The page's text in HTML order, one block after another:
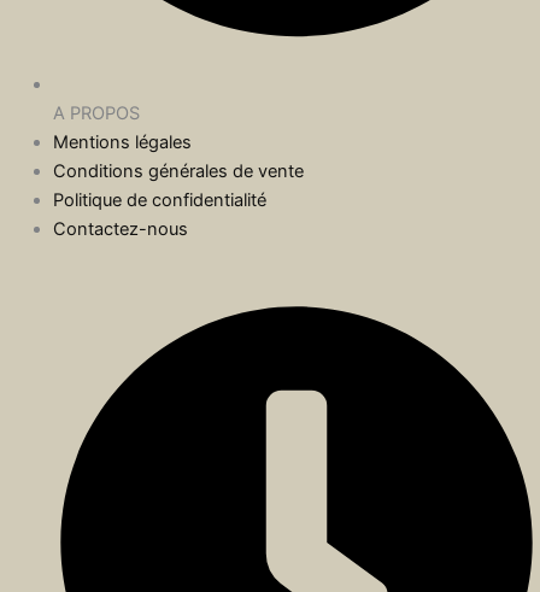
A PROPOS
Mentions légales
Conditions générales de vente
Politique de confidentialité
Contactez-nous